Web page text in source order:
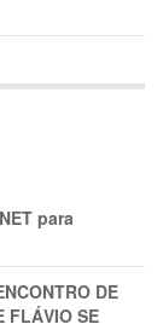
para
DE
FLÁVIO SE